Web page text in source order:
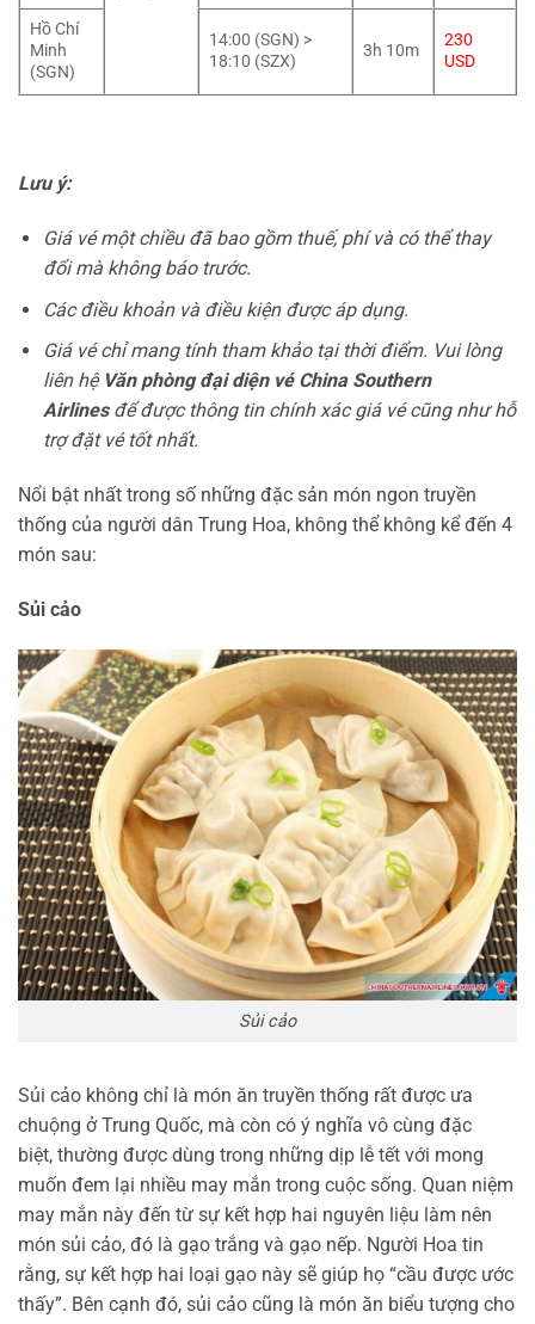
Hồ Chí
Minh
(SGN)
14:00 (SGN) >
18:10 (SZX)
3h 10m
230
USD
Lưu ý:
Giá vé một chiều đã bao gồm thuế, phí và có thể thay
đổi mà không báo trước.
Các điều khoản và điều kiện được áp dụng.
Giá vé chỉ mang tính tham khảo tại thời điểm. Vui lòng
liên hệ Văn phòng đại diện vé China Southern
Airlinesđể được thông tin chính xác giá vé cũng như hỗ
trợ đặt vé tốt nhất.
Nổi bật nhất trong số những đặc sản món ngon truyền
thống của người dân Trung Hoa, không thể không kể đến 4
món sau:
Sủi cảo
Sủi cảo
Sủi cảo không chỉ là món ăn truyền thống rất được ưa
chuộng ở Trung Quốc, mà còn có ý nghĩa vô cùng đặc
biệt, thường được dùng trong những dịp lễ tết với mong
muốn đem lại nhiều may mắn trong cuộc sống. Quan niệm
may mắn này đến từ sự kết hợp hai nguyên liệu làm nên
món sủi cảo, đó là gạo trắng và gạo nếp. Người Hoa tin
rằng, sự kết hợp hai loại gạo này sẽ giúp họ “cầu được ước
thấy”. Bên cạnh đó, sủi cảo cũng là món ăn biểu tượng cho